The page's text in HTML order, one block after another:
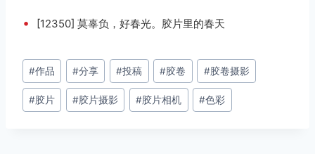
• [12350] 莫辜负，好春光。胶片里的春天
文
章
标
#作品 #分享 #投稿 #胶卷 #胶卷摄影
#胶片 #胶片摄影 #胶片相机 #色彩